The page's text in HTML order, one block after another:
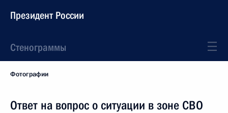
Президент России
Стенограммы
Фотографии
Ответ на вопрос о ситуации в зоне СВО